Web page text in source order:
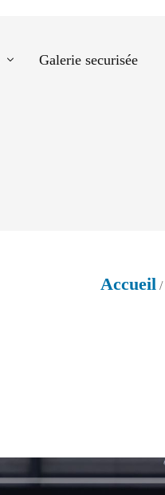
Galerie securisée
Accueil /